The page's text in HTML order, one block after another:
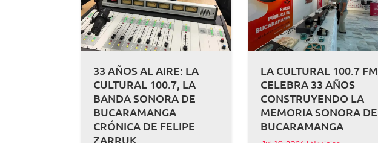
33 AÑOS AL AIRE: LA
CULTURAL 100.7, LA
BANDA SONORA DE
BUCARAMANGA
CRÓNICA DE FELIPE
ZARRUK
LA CULTURAL 100.7 FM
CELEBRA 33 AÑOS
CONSTRUYENDO LA
MEMORIA SONORA DE
BUCARAMANGA